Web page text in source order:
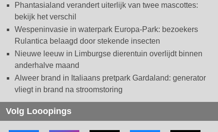
Phantasialand verandert uiterlijk van twee mascottes:
bekijk het verschil
Wespeninvasie in waterpark Europa-Park: bezoekers
Rulantica belaagd door stekende insecten
Nieuwe leeuw in Limburgse dierentuin overlijdt binnen
anderhalve maand
Alweer brand in Italiaans pretpark Gardaland: generator
vliegt in brand na stroomstoring
Volg Looopings